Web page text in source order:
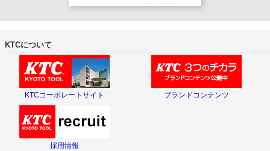
KTCについて
KTCコーポレートサイト ブランドコンテンツ
採用情報